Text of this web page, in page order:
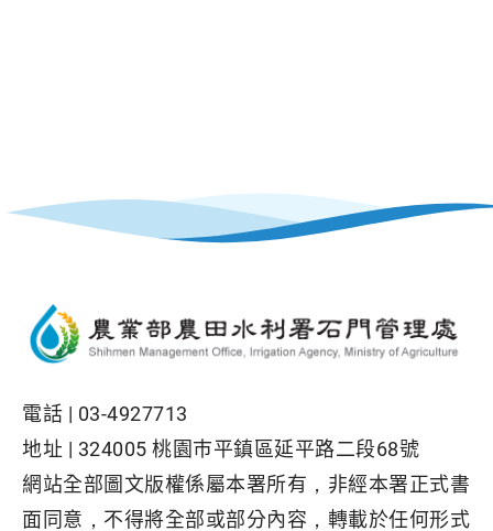
電話 | 03-4927713
地址 | 324005 桃園巿平鎮區延平路二段68號
網站全部圖文版權係屬本署所有，非經本署正式書
面同意，不得將全部或部分內容，轉載於任何形式